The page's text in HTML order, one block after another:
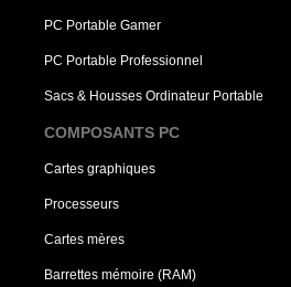
PC Portable Gamer
PC Portable Professionnel
Sacs & Housses Ordinateur Portable
COMPOSANTS PC
Cartes graphiques
Processeurs
Cartes mères
Barrettes mémoire (RAM)